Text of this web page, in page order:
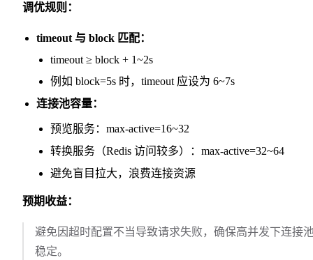
调优规则：
timeout 与 block 匹配：
timeout ≥ block + 1~2s
例如 block=5s 时，timeout 应设为 6~7s
连接池容量：
预览服务：max-active=16~32
转换服务（Redis 访问较多）：max-active=32~64
避免盲目拉大，浪费连接资源
预期收益：
避免因超时配置不当导致请求失败，确保高并发下连接
稳定。